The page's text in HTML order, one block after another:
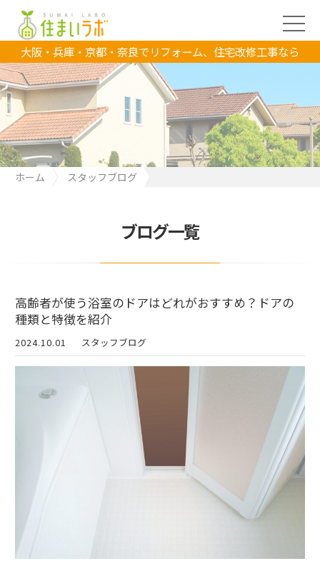
大阪・兵庫・京都・奈良でリフォーム、住宅改修工事なら
ホーム
スタッフブログ
ブログ一覧
高齢者が使う浴室のドアはどれがおすすめ？ドアの
種類と特徴を紹介
2024.10.01 スタッフブログ